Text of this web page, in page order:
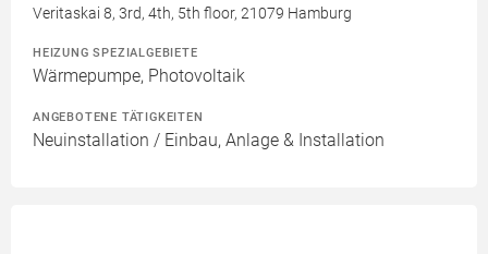
Veritaskai 8, 3rd, 4th, 5th floor, 21079 Hamburg
HEIZUNG SPEZIALGEBIETE
Wärmepumpe, Photovoltaik
ANGEBOTENE TÄTIGKEITEN
Neuinstallation / Einbau, Anlage & Installation